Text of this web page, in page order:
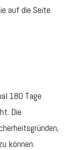
auf die Seite
180 Tage
Die
können.